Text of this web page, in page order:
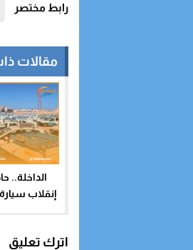
رابط مختصر
مقالات
الداخلة..
إنقلاب
اترك تعليق